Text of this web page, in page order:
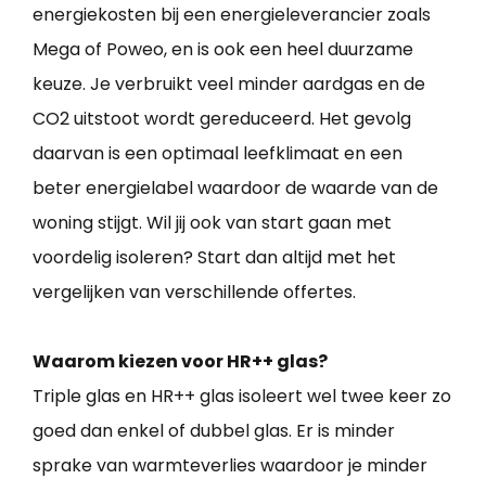
energiekosten bij een energieleverancier zoals
Mega of Poweo, en is ook een heel duurzame
keuze. Je verbruikt veel minder aardgas en de
CO2 uitstoot wordt gereduceerd. Het gevolg
daarvan is een optimaal leefklimaat en een
beter energielabel waardoor de waarde van de
woning stijgt. Wil jij ook van start gaan met
voordelig isoleren? Start dan altijd met het
vergelijken van verschillende offertes.
Waarom kiezen voor HR++ glas?
Triple glas en HR++ glas isoleert wel twee keer zo
goed dan enkel of dubbel glas. Er is minder
sprake van warmteverlies waardoor je minder